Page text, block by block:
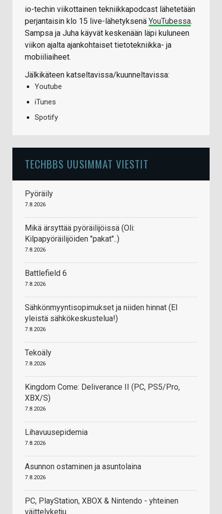
io-techin viikottainen tekniikkapodcast lähetetään
perjantaisin klo 15 live-lähetyksenä YouTubessa.
Sampsa ja Juha käyvät keskenään läpi kuluneen
viikon ajalta ajankohtaiset tietotekniikka- ja
mobiiliaiheet.
Jälkikäteen katseltavissa/kuunneltavissa:
Youtube
iTunes
Spotify
TECHBBS UUSIMMAT VIESTIT
Pyöräily
7.8.2026
Mikä ärsyttää pyöräilijöissä (Oli:
Kilpapyöräilijöiden "pakat"..)
7.8.2026
Battlefield 6
7.8.2026
Sähkönmyyntisopimukset ja niiden hinnat (EI
yleistä sähkökeskustelua!)
7.8.2026
Tekoäly
7.8.2026
Kingdom Come: Deliverance II (PC, PS5/Pro,
XBX/S)
7.8.2026
Lihavuusepidemia
7.8.2026
Asunnon ostaminen ja asuntolaina
7.8.2026
PC, PlayStation, XBOX & Nintendo - yhteinen
väittelyketju